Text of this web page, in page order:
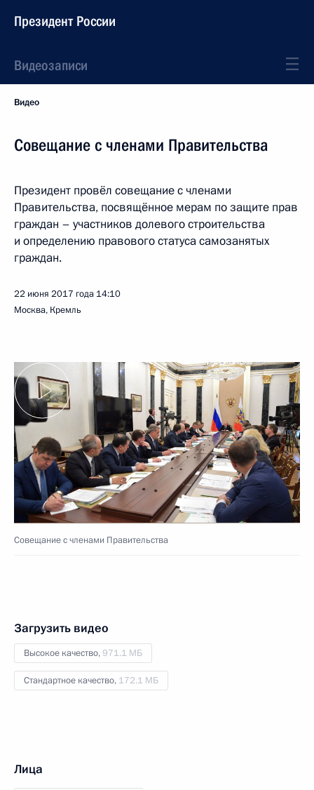
Президент России
Видеозаписи
Видео
Совещание с членами Правительства
Президент провёл совещание с членами
Правительства, посвящённое мерам по защите прав
граждан – участников долевого строительства
и определению правового статуса самозанятых
граждан.
22 июня 2017 года 14:10
Москва, Кремль
Совещание с членами Правительства
Загрузить видео
Высокое качество,971.1 МБ
Стандартное качество, 172.1 МБ
Лица